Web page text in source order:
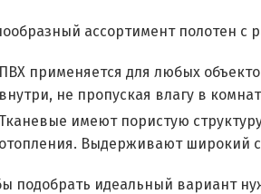
ассортимент полотен
ПВХ применяется для любых
внутри, не пропуская влагу в
Тканевые имеют пористую
отопления. Выдерживают широкий
подобрать идеальный вариант